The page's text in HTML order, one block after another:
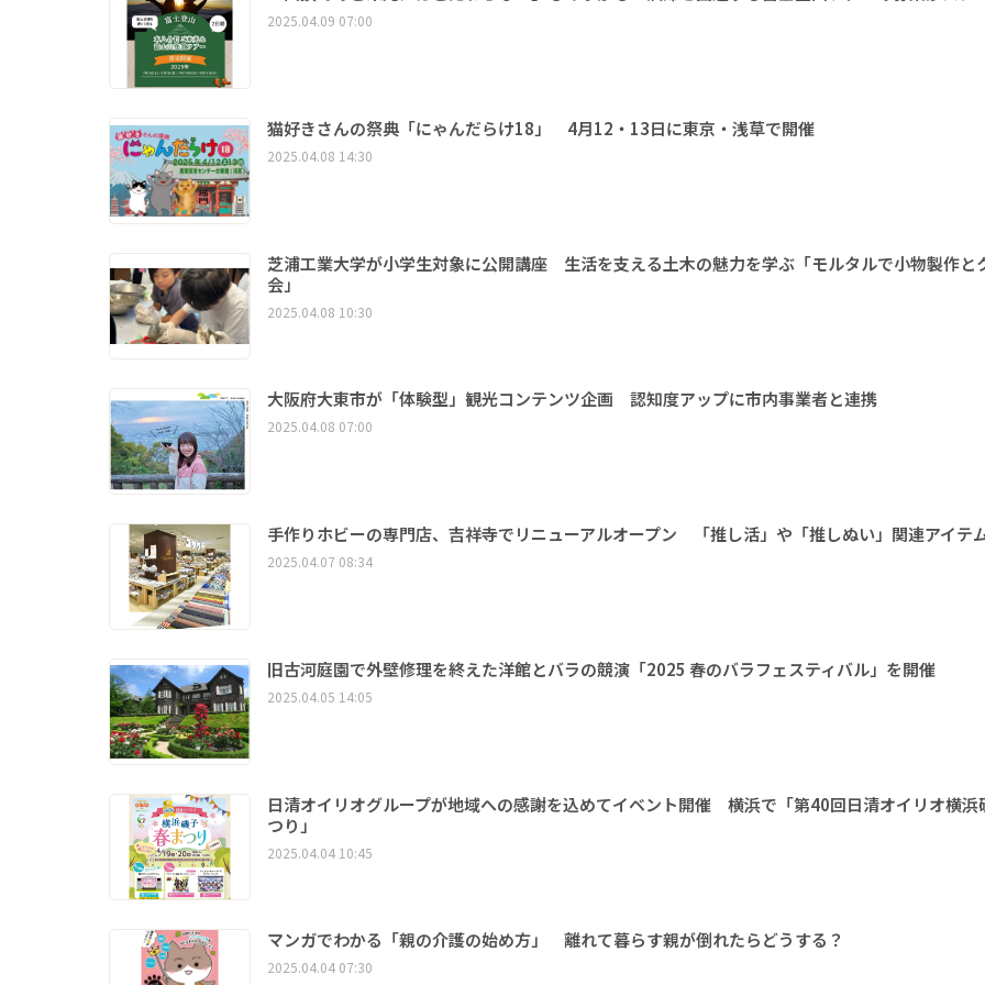
2025.04.09 07:00
猫好きさんの祭典「にゃんだらけ18」 4月12・13日に東京・浅草で開催
2025.04.08 14:30
芝浦工業大学が小学生対象に公開講座 生活を支える土木の魅力を学ぶ「モルタルで小物製作と
会」
2025.04.08 10:30
大阪府大東市が「体験型」観光コンテンツ企画 認知度アップに市内事業者と連携
2025.04.08 07:00
手作りホビーの専門店、吉祥寺でリニューアルオープン 「推し活」や「推しぬい」関連アイテ
2025.04.07 08:34
旧古河庭園で外壁修理を終えた洋館とバラの競演「2025 春のバラフェスティバル」を開催
2025.04.05 14:05
日清オイリオグループが地域への感謝を込めてイベント開催 横浜で「第40回日清オイリオ横浜
つり」
2025.04.04 10:45
マンガでわかる「親の介護の始め方」 離れて暮らす親が倒れたらどうする？
2025.04.04 07:30